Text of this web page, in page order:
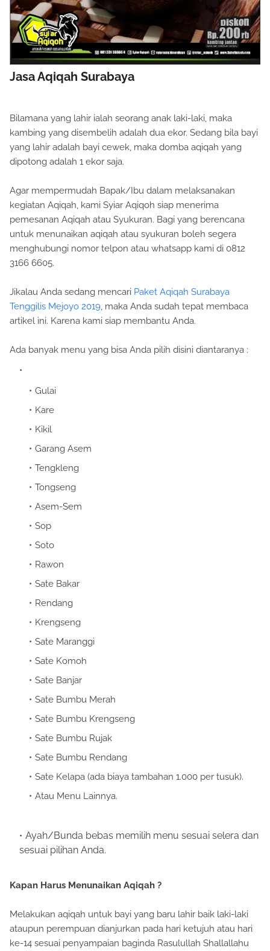
Jasa Aqiqah Surabaya
Bilamana yang lahir ialah seorang anak laki-laki, maka
kambing yang disembelih adalah dua ekor. Sedang bila bayi
yang lahir adalah bayi cewek, maka domba aqiqah yang
dipotong adalah 1 ekor saja.
Agar mempermudah Bapak/Ibu dalam melaksanakan
kegiatan Aqiqah, kami Syiar Aqiqoh siap menerima
pemesanan Aqiqah atau Syukuran. Bagi yang berencana
untuk menunaikan aqiqah atau syukuran boleh segera
menghubungi nomor telpon atau whatsapp kami di 0812
3166 6605.
Jikalau Anda sedang mencari Paket Aqiqah Surabaya
Tenggilis Mejoyo 2019 , maka Anda sudah tepat membaca
artikel ini. Karena kami siap membantu Anda.
Ada banyak menu yang bisa Anda pilih disini diantaranya :
Gulai
Kare
Kikil
Garang Asem
Tengkleng
Tongseng
Asem-Sem
Sop
Soto
Rawon
Sate Bakar
Rendang
Krengseng
Sate Maranggi
Sate Komoh
Sate Banjar
Sate Bumbu Merah
Sate Bumbu Krengseng
Sate Bumbu Rujak
Sate Bumbu Rendang
Sate Kelapa (ada biaya tambahan 1.000 per tusuk).
Atau Menu Lainnya.
Ayah/Bunda bebas memilih menu sesuai selera dan
sesuai pilihan Anda.
Kapan Harus Menunaikan Aqiqah ?
Melakukan aqiqah untuk bayi yang baru lahir baik laki-laki
ataupun perempuan dianjurkan pada hari ketujuh atau hari
ke-14 sesuai penyampaian baginda Rasulullah Shallallahu